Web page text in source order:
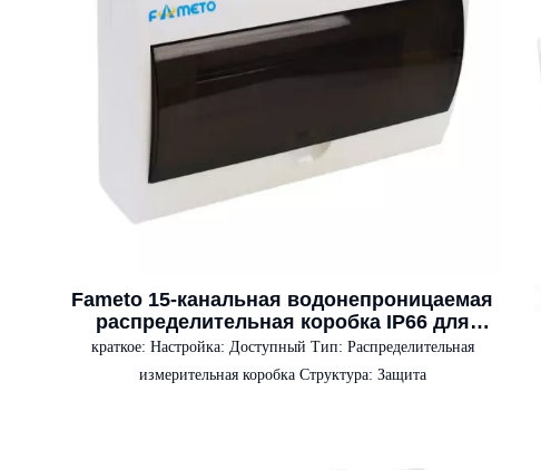
Fameto 15-канальная водонепроницаемая
распределительная коробка IP66 для
наружного применения, пластиковый
корпус, солнечное фотоэлектрическое
оборудование для распределения
краткое: Настройка: Доступный Тип: Распределительная
измерительная коробка Структура: Защита